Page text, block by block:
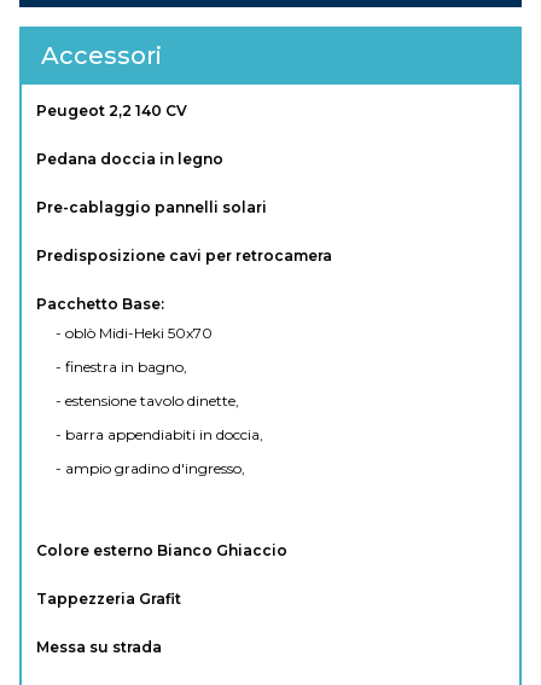
Accessori
Peugeot 2,2 140 CV
Pedana doccia in legno
Pre-cablaggio pannelli solari
Predisposizione cavi per retrocamera
Pacchetto Base:
- oblò Midi-Heki 50x70
- finestra in bagno,
- estensione tavolo dinette,
- barra appendiabiti in doccia,
- ampio gradino d'ingresso,
Colore esterno Bianco Ghiaccio
Tappezzeria Grafit
Messa su strada